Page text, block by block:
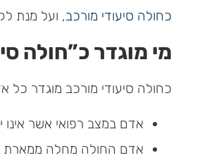
כחולה סיעודי מורכב, ועל מנת
מי מוגדר כ”חולה
כחולה סיעודי מורכב מוגדר כל
אדם במצב רפואי אשר אינו
אדם החולה מחלה ממארת